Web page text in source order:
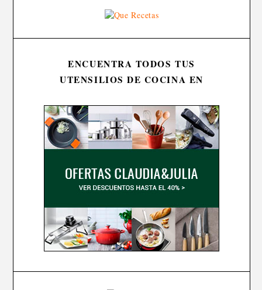
ENCUENTRA TODOS TUS
UTENSILIOS DE COCINA EN